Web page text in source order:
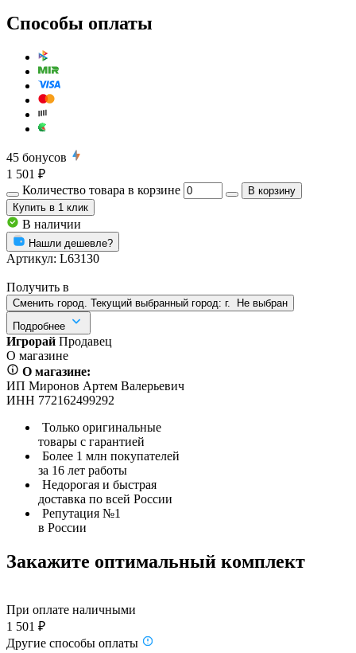
Способы оплаты
45 бонусов
1 501 ₽
Количество товара в корзине
В корзину
Купить в 1 клик
В наличии
Нашли дешевле?
Артикул: L63130
Получить в
Сменить город. Текущий выбранный город: г.
Не выбран
Подробнее
Игрорай Продавец
О магазине
О магазине:
ИП Миронов Артем Валерьевич
ИНН 772162499292
Только оригинальные
товары с гарантией
Более 1 млн покупателей
за 16 лет работы
Недорогая и быстрая
доставка по всей России
Репутация №1
в России
Закажите оптимальный комплект
При оплате наличными
1 501 ₽
Другие способы оплаты